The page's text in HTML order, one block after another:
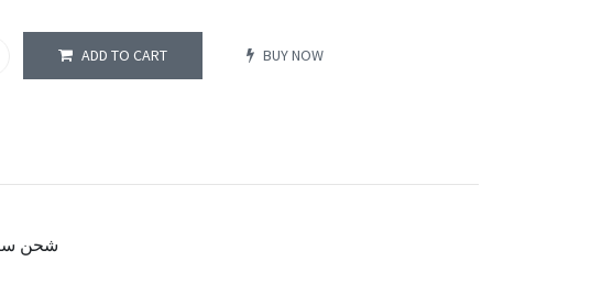
ADD TO CART BUY NOW
شحن سريع من